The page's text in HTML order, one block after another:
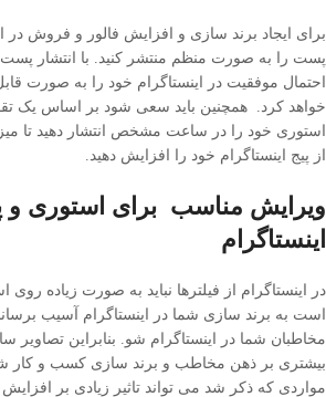
برای ایجاد برند سازی و افزایش فالور و فروش در
پست را به صورت منظم منتشر کنید. با انتشار پست
احتمال موفقیت در اینستاگرام خود را به صورت
خواهد کرد. همچنین باید سعی شود بر اساس یک
استوری خود را در ساعت مشخص انتشار دهید تا
از پیج اینستاگرام خود را افزایش دهید.
ویرایش مناسب برای استوری و
اینستاگرام
در اینستاگرام از فیلترها نباید به صورت زیاده روی
است به برند سازی شما در اینستاگرام آسیب
مخاطبان شما در اینستاگرام شو. بنابراین تصاویر
بیشتری بر ذهن مخاطب و برند سازی کسب و کار
مواردی که ذکر شد می تواند تاثیر زیادی بر افزایش